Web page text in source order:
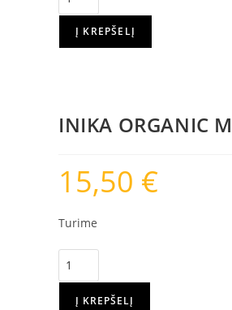
kiekis:
INIKA
ORGANIC
RINKINYS
Light
Į KREPŠELĮ
INIKA ORGANIC
15,50 €
Turime
produkto
kiekis:
INIKAĮ KREPŠELĮ